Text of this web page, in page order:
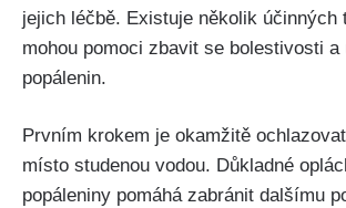
jejich ‍léčbě.‍ Existuje několik účinných
mohou ​pomoci zbavit⁣ se bolestivosti a
popálenin.
Prvním krokem je okamžitě
⁢místo studenou vodou. Důkladné
popáleniny pomáhá zabránit dalšímu